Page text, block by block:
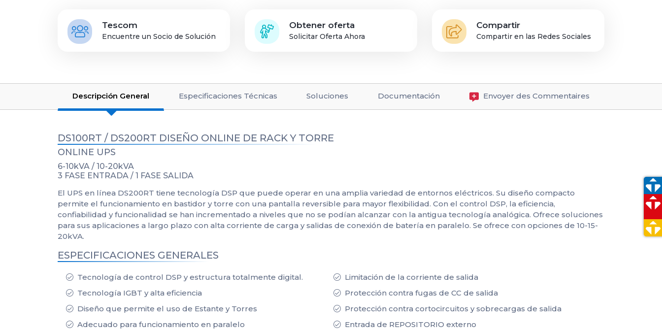
Tescom
Encuentre un Socio de Solución
Obtener oferta
Solicitar Oferta Ahora
Compartir
Compartir en las Redes Sociales
Descripción General Especificaciones Técnicas Soluciones Documentación Envoyer des Commentaires
DS100RT / DS200RT DISEÑO ONLINE DE RACK Y TORRE
ONLINE UPS
6-10kVA / 10-20kVA
3 FASE ENTRADA / 1 FASE SALIDA
El UPS en línea DS200RT tiene tecnología DSP que puede operar en una amplia variedad de entornos eléctricos. Su diseño compacto
permite el funcionamiento en bastidor y torre con una pantalla reversible para mayor flexibilidad. Con el control DSP, la eficiencia,
confiabilidad y funcionalidad se han incrementado a niveles que no se podían alcanzar con la antigua tecnología analógica. Ofrece soluciones
para sus aplicaciones a largo plazo con alta corriente de carga y salidas de conexión de batería en paralelo. Se ofrece con opciones de 10-15-
20kVA.
ESPECIFICACIONES GENERALES
Tecnología de control DSP y estructura totalmente digital.
Tecnología IGBT y alta eficiencia
Diseño que permite el uso de Estante y Torres
Adecuado para funcionamiento en paralelo
Limitación de la corriente de salida
Protección contra fugas de CC de salida
Protección contra cortocircuitos y sobrecargas de salida
Entrada de REPOSITORIO externo